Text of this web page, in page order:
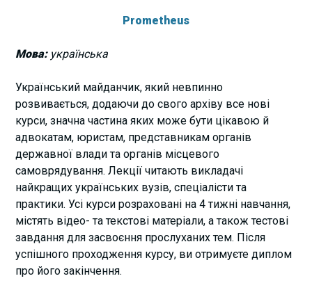
Prometheus
Мова: українська
Український майданчик, який невпинно
розвивається, додаючи до свого архіву все нові
курси, значна частина яких може бути цікавою й
адвокатам, юристам, представникам органів
державної влади та органів місцевого
самоврядування. Лекції читають викладачі
найкращих українських вузів, спеціалісти та
практики. Усі курси розраховані на 4 тижні навчання,
містять відео- та текстові матеріали, а також тестові
завдання для засвоєння прослуханих тем. Після
успішного проходження курсу, ви отримуєте диплом
про його закінчення.